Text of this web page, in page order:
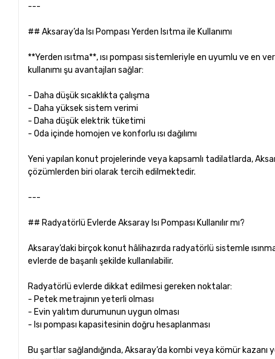
---
## Aksaray’da Isı Pompası Yerden Isıtma ile Kullanımı
**Yerden ısıtma**, ısı pompası sistemleriyle en uyumlu ve en
kullanımı şu avantajları sağlar:
- Daha düşük sıcaklıkta çalışma
- Daha yüksek sistem verimi
- Daha düşük elektrik tüketimi
- Oda içinde homojen ve konforlu ısı dağılımı
Yeni yapılan konut projelerinde veya kapsamlı tadilatlarda,
çözümlerden biri olarak tercih edilmektedir.
---
## Radyatörlü Evlerde Aksaray Isı Pompası Kullanılır mı?
Aksaray’daki birçok konut hâlihazırda radyatörlü sistemle
evlerde de başarılı şekilde kullanılabilir.
Radyatörlü evlerde dikkat edilmesi gereken noktalar:
- Petek metrajının yeterli olması
- Evin yalıtım durumunun uygun olması
- Isı pompası kapasitesinin doğru hesaplanması
Bu şartlar sağlandığında, Aksaray’da kombi veya kömür